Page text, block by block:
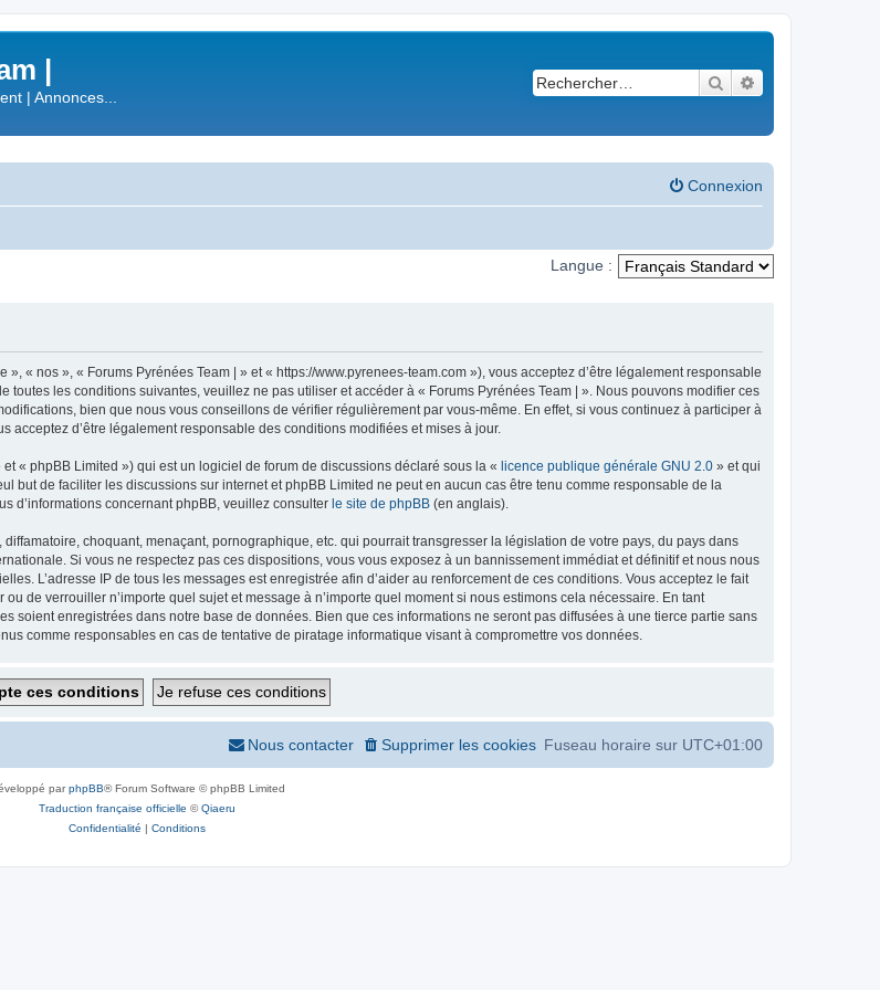
|
| Annonces...
Rechercher
Connexion
Langue :
« nos », « Forums Pyrénées Team | » et « https://www.pyrenees-team.com »), vous acceptez d’être légalement responsable
toutes les conditions suivantes, veuillez ne pas utiliser et accéder à « Forums Pyrénées Team | ». Nous pouvons modifier ces
bien que nous vous conseillons de vérifier régulièrement par vous-même. En effet, si vous continuez à participer à
acceptez d’être légalement responsable des conditions modifiées et mises à jour.
« phpBB Limited ») qui est un logiciel de forum de discussions déclaré sous la « licence publique générale GNU 2.0 » et qui
but de faciliter les discussions sur internet et phpBB Limited ne peut en aucun cas être tenu comme responsable de la
d’informations concernant phpBB, veuillez consulter le site de phpBB (en anglais).
choquant, menaçant, pornographique, etc. qui pourrait transgresser la législation de votre pays, du pays dans
Si vous ne respectez pas ces dispositions, vous vous exposez à un bannissement immédiat et définitif et nous nous
L’adresse IP de tous les messages est enregistrée afin d’aider au renforcement de ces conditions. Vous acceptez le fait
de verrouiller n’importe quel sujet et message à n’importe quel moment si nous estimons cela nécessaire. En tant
soient enregistrées dans notre base de données. Bien que ces informations ne seront pas diffusées à une tierce partie sans
comme responsables en cas de tentative de piratage informatique visant à compromettre vos données.
Fuseau horaire sur UTC+01:00
Supprimer les cookies
Nous contacter
parphpBB® Forum Software © phpBB Limited
Traduction française officielle ©Qiaeru
Confidentialité | Conditions